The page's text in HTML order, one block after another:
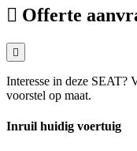
Offerte
Interesse in deze SEAT?
voorstel op maat.
Inruil huidig voertuig